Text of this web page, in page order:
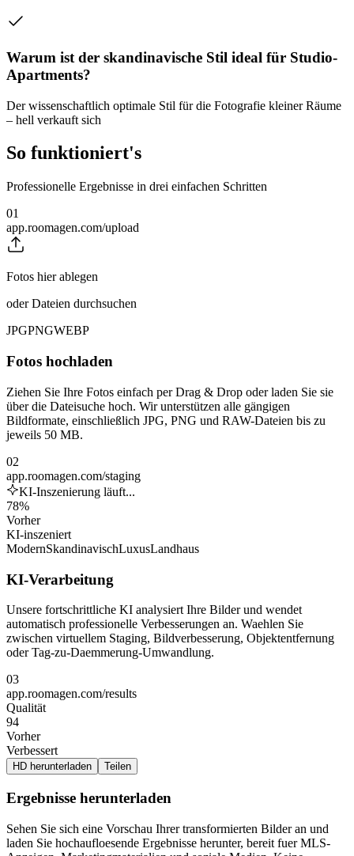
Warum ist der skandinavische Stil ideal für Studio-
Apartments?
Der wissenschaftlich optimale Stil für die Fotografie kleiner Räume
– hell verkauft sich
So funktioniert's
Professionelle Ergebnisse in drei einfachen Schritten
01
app.roomagen.com/upload
Fotos hier ablegen
oder Dateien durchsuchen
JPGPNGWEBP
Fotos hochladen
Ziehen Sie Ihre Fotos einfach per Drag & Drop oder laden Sie sie
über die Dateisuche hoch. Wir unterstützen alle gängigen
Bildformate, einschließlich JPG, PNG und RAW-Dateien bis zu
jeweils 50 MB.
02
app.roomagen.com/staging
KI-Inszenierung läuft...
78%
Vorher
KI-inszeniert
ModernSkandinavischLuxusLandhaus
KI-Verarbeitung
Unsere fortschrittliche KI analysiert Ihre Bilder und wendet
automatisch professionelle Verbesserungen an. Waehlen Sie
zwischen virtuellem Staging, Bildverbesserung, Objektentfernung
oder Tag-zu-Daemmerung-Umwandlung.
03
app.roomagen.com/results
Qualität
94
Vorher
Verbessert
HD herunterladen Teilen
Ergebnisse herunterladen
Sehen Sie sich eine Vorschau Ihrer transformierten Bilder an und
laden Sie hochaufloesende Ergebnisse herunter, bereit fuer MLS-